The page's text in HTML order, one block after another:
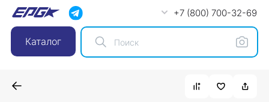
+7 (800) 700-32-69
Каталог